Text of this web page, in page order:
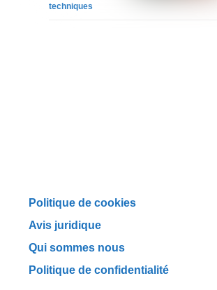
techniques
Politique de cookies
Avis juridique
Qui sommes nous
Politique de confidentialité